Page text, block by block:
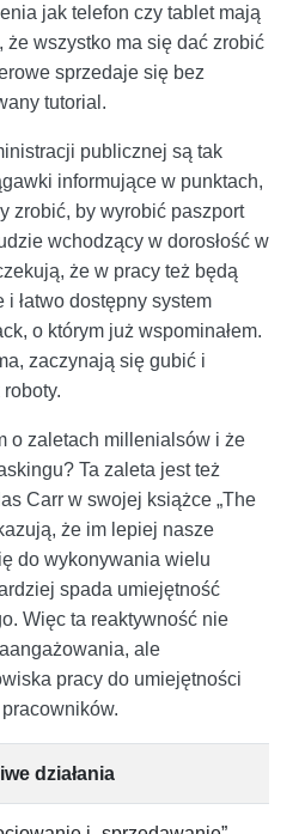
jak telefon czy tablet mają
że wszystko ma się dać zrobić
sprzedaje się bez
tutorial.
publicznej są tak
informujące w punktach,
zrobić, by wyrobić paszport
wchodzący w dorosłość w
że w pracy też będą
łatwo dostępny system
o którym już wspominałem.
zaczynają się gubić i
o zaletach millenialsów i że
Ta zaleta jest też
Carr w swojej książce „The
że im lepiej nasze
do wykonywania wielu
spada umiejętność
Więc ta reaktywność nie
ale
pracy do umiejętności
działania